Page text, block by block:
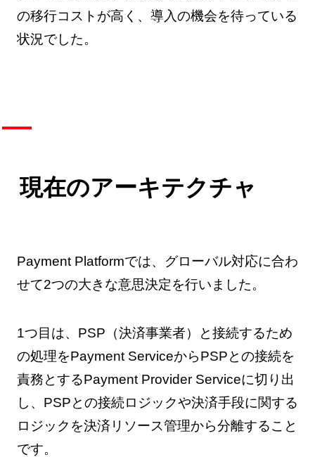
の移行コストが高く、導入の機会を待っている
状況でした。
現在のアーキテクチャ
Payment Platformでは、グローバル対応に合わ
せて2つの大きな意思決定を行いました。
1つ目は、PSP（決済事業者）と接続するため
の処理をPayment ServiceからPSPとの接続を
責務とするPayment Provider Serviceに切り出
し、PSPとの接続ロジックや決済手段に関する
ロジックを決済リソース管理から分離すること
です。